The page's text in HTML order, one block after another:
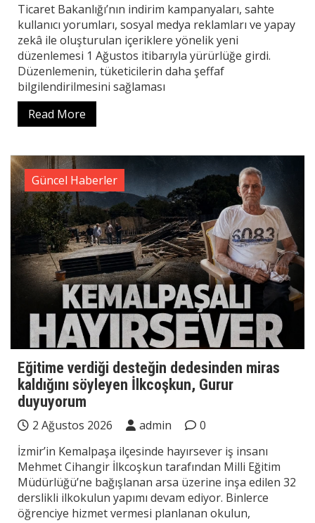
Ticaret Bakanlığı’nın indirim kampanyaları, sahte
kullanıcı yorumları, sosyal medya reklamları ve yapay
zekâ ile oluşturulan içeriklere yönelik yeni
düzenlemesi 1 Ağustos itibarıyla yürürlüğe girdi.
Düzenlemenin, tüketicilerin daha şeffaf
bilgilendirilmesini sağlaması
Read More
Güncel Haberler
Eğitime verdiği desteğin dedesinden miras
kaldığını söyleyen İlkcoşkun, Gurur
duyuyorum
2 Ağustos 2026 admin
0
İzmir’in Kemalpaşa ilçesinde hayırsever iş insanı
Mehmet Cihangir İlkcoşkun tarafından Milli Eğitim
Müdürlüğü’ne bağışlanan arsa üzerine inşa edilen 32
derslikli ilkokulun yapımı devam ediyor. Binlerce
öğrenciye hizmet vermesi planlanan okulun,